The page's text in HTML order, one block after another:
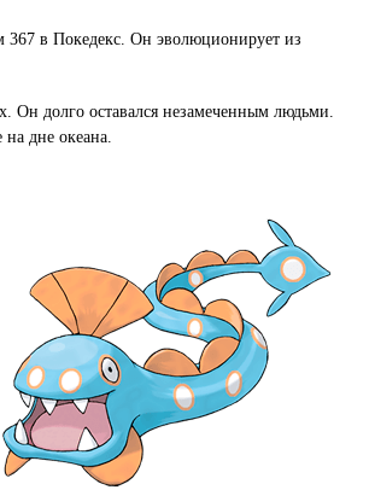
в Покедекс. Он эволюционирует из
Он долго оставался незамеченным людьми.
на дне океана.